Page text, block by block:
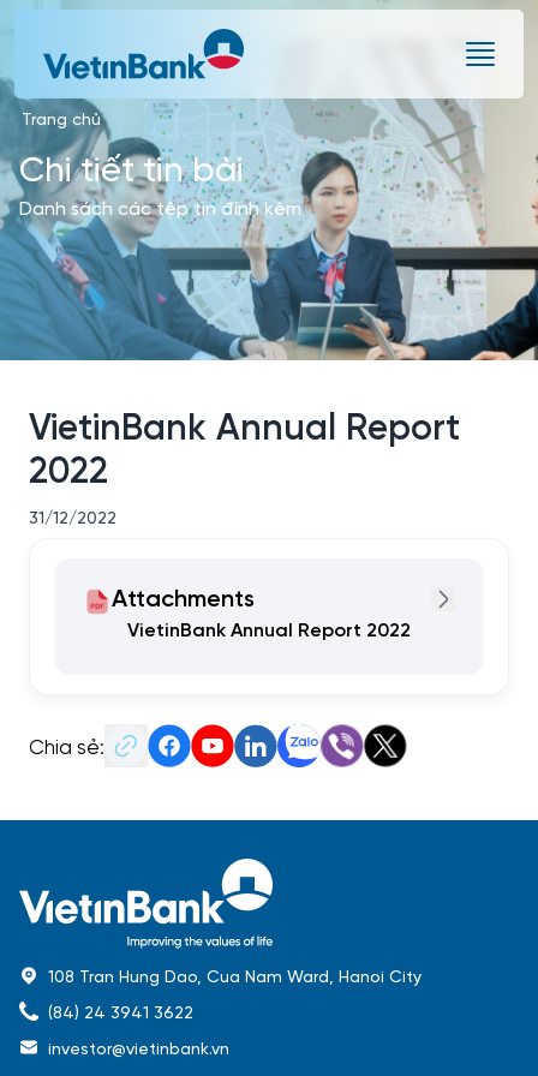
Trang chủ
Chi tiết tin bài
Danh sách các tệp tin đính kèm
VietinBank Annual Report
2022
31/12/2022
Attachments
VietinBank Annual Report 2022
Chia sẻ:
108 Tran Hung Dao, Cua Nam Ward, Hanoi City
(84) 24 3941 3622
investor@vietinbank.vn